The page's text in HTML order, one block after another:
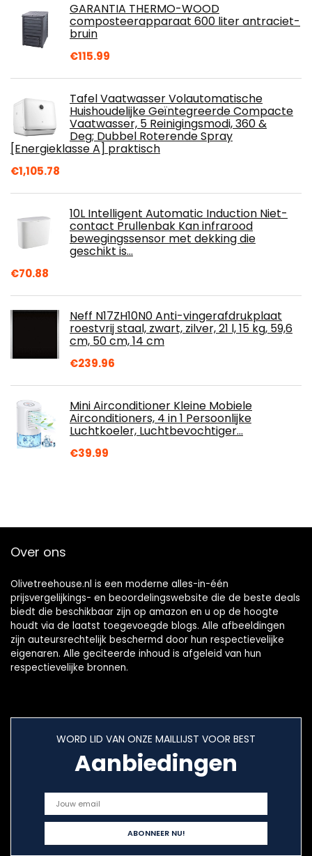
GARANTIA THERMO-WOOD
composteerapparaat 600 liter antraciet-
bruin
€115.99
Tafel Vaatwasser Volautomatische
Huishoudelijke Geïntegreerde Compacte
Vaatwasser, 5 Reinigingsmodi, 360 &
Deg; Dubbel Roterende Spray
[Energieklasse A] praktisch
€1,105.78
10L Intelligent Automatic Induction Niet-
contact Prullenbak Kan infrarood
bewegingssensor met dekking die
geschikt is…
€70.88
Neff N17ZH10N0 Anti-vingerafdrukplaat
roestvrij staal, zwart, zilver, 21 l, 15 kg, 59,6
cm, 50 cm, 14 cm
€239.96
Mini Airconditioner Kleine Mobiele
Airconditioners, 4 in 1 Persoonlijke
Luchtkoeler, Luchtbevochtiger…
€39.99
Over ons
Olivetreehouse.nl is een moderne alles-in-één
prijsvergelijkings- en beoordelingswebsite die de beste deals
biedt die beschikbaar zijn op amazon en u op de hoogte
houdt via de laatst toegevoegde blogs. Alle afbeeldingen
zijn auteursrechtelijk beschermd door hun respectievelijke
eigenaren. Alle geciteerde inhoud is afgeleid van hun
respectievelijke bronnen.
WORD LID VAN ONZE MAILLIJST VOOR BEST
Aanbiedingen